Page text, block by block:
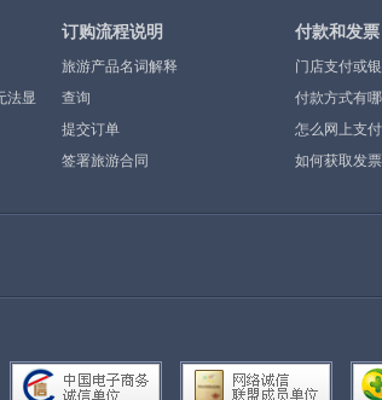
法显
？
订购流程说明
旅游产品名词解释
查询
提交订单
签署旅游合同
付款和发票
门店支付或
付款方式有
怎么网上支付
如何获取发票